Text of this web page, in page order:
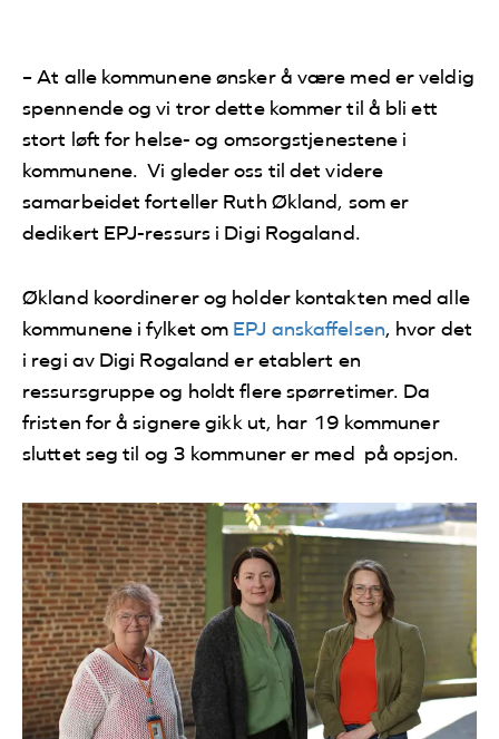
– At alle kommunene ønsker å være med er veldig
spennende og vi tror dette kommer til å bli ett
stort løft for helse- og omsorgstjenestene i
kommunene. Vi gleder oss til det videre
samarbeidet forteller Ruth Økland, som er
dedikert EPJ-ressurs i Digi Rogaland.
Økland koordinerer og holder kontakten med alle
kommunene i fylket om EPJ anskaffelsen, hvor det
i regi av Digi Rogaland er etablert en
ressursgruppe og holdt flere spørretimer. Da
fristen for å signere gikk ut, har 19 kommuner
sluttet seg til og 3 kommuner er med på opsjon.